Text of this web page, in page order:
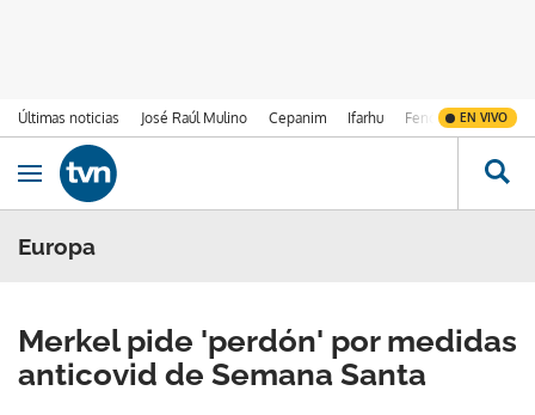
Últimas noticias José Raúl Mulino Cepanim Ifarhu Fenómeno de El
EN VIVO
Ir al contenido
Obrir navegació
Europa
Merkel pide 'perdón' por medidas
anticovid de Semana Santa